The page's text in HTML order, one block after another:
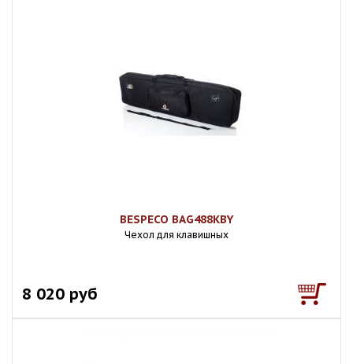
BESPECO BAG488KBY
Чехол для клавишных
8 020 руб